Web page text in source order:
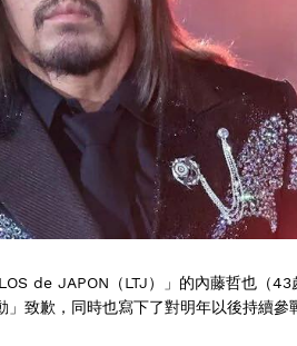
de JAPON（LTJ）」的內藤哲也（
致歉，同時也寫下了對明年以後持續參